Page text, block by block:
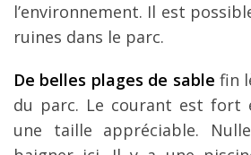
l’environnement. Il est
ruines dans le parc.
De belles plages de sable fin
du parc. Le courant est fort
une taille appréciable.